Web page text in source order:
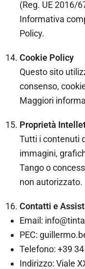
(Reg. UE 2016/
Informativa
Policy.
Cookie Policy
Questo sito
consenso,
Maggiori
Proprietà
Tutti i contenuti
immagini,
Tango o
non autorizzato.
Contatti e
Email:
PEC:
Telefono: +39
Indirizzo: Viale